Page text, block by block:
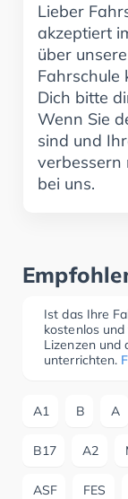
Lieber
akzeptiert
über
Fahrschule
Dich bitte
Wenn Sie
sind und
verbessern
bei uns.
Ist das Ihre
kostenlos
Lizenzen und
unterrichten.
A1 B A
B17 A2
ASF FES